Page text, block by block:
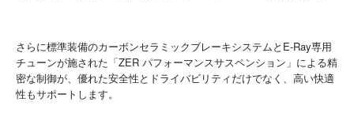
さらに標準装備のカーボンセラミックブレーキシステムとE-Ray専用
チューンが施された「ZER パフォーマンスサスペンション」による精
密な制御が、優れた安全性とドライバビリティだけでなく、高い快適
性もサポートします。